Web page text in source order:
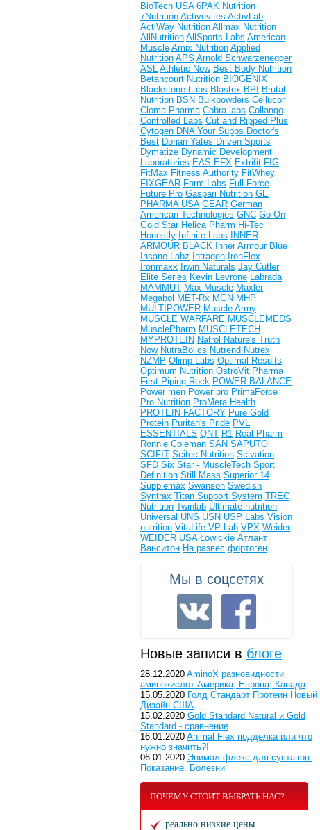
BioTech USA 6PAK Nutrition
7Nutrition Activevites ActivLab
ActiWay Nutrition Allmax Nutrition
AllNutrition AllSports Labs American
Muscle Amix Nutrition Applied
Nutrition APS Arnold Schwarzenegger
ASL Athletic Now Best Body Nutrition
Betancourt Nutrition BIOGENIX
Blackstone Labs Blastex BPI
Brutal
Nutrition BSN Bulkpowders Cellucor
Cloma Pharma Cobra labs Collango
Controlled Labs Cut and Ripped Plus
Cytogen DNA Your Supps Doctor's
Best Dorian Yates Driven Sports
Dymatize Dynamic Development
Laboratories EAS EFX Extrifit FIG
FitMax Fitness Authority FitWhey
FIXGEAR Form Labs Full Force
Future Pro Gaspari Nutrition GE
PHARMA USA GEAR German
American Technologies GNC Go On
Gold Star Helica Pharm Hi-Tec
Honestly Infinite Labs
INNER
ARMOUR BLACK Inner Armour Blue
Insane Labz Intragen IronFlex
Ironmaxx Irwin Naturals Jay Cutler
Elite Series Kevin Levrone Labrada
MAMMUT Max Muscle Maxler
Megabol MET-Rx MGN MHP
MULTIPOWER Muscle Army
MUSCLE WARFARE MUSCLEMEDS
MusclePharm MUSCLETECH
MYPROTEIN Natrol Nature's Truth
Now NutraBolics Nutrend Nutrex
NZMP Olimp Labs Optimal Results
Optimum Nutrition OstroVit Pharma
First Piping Rock POWER BALANCE
Power men Power pro PrimaForce
Pro Nutrition ProMera Health
PROTEIN FACTORY Pure Gold
Protein Puritan's Pride PVL
ESSENTIALS QNT R1 Real Pharm
Ronnie Coleman SAN SAPUTO
SCIFIT Scitec Nutrition Scivation
SFD Six Star - MuscleTech Sport
Definition Still Mass Superior 14
Supplemax Swanson Swedish
Syntrax Titan Support System TREC
Nutrition Twinlab Ultimate nutrition
Universal UNS USN USP Labs Vision
nutrition VitaLife VP Lab VPX Weider
WEIDER USA Łowickie Атлант
Ванситон На развес фортоген
Мы в соцсетях
Новые записи в блоге
28.12.2020 AminoX разновидности
аминокислот Америка, Европа, Канада
15.05.2020 Голд Стандарт Протеин Новый
Дизайн США
15.02.2020 Gold Standard Natural и Gold
Standard - сравнение
16.01.2020 Animal Flex подделка или что
нужно значить?!
06.01.2020 Энимал флекс для суставов.
Показание. Болезни
ПОЧЕМУ СТОИТ ВЫБРАТЬ НАС?
реально низкие цены